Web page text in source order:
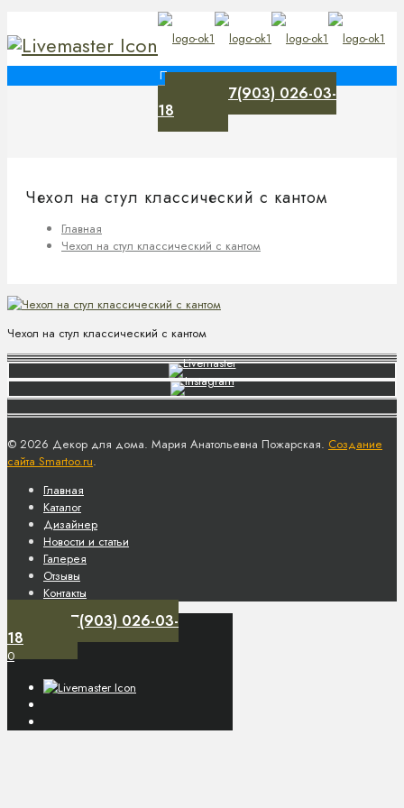
+7(903) 026-03-
18
Чехол на стул классический с кантом
Главная
Чехол на стул классический с кантом
Чехол на стул классический с кантом
© 2026 Декор для дома. Мария Анатольевна Пожарская. Создание
сайта Smartoo.ru.
Главная
Каталог
Дизайнер
Новости и статьи
Галерея
Отзывы
Контакты
+7(903) 026-03-
18
0